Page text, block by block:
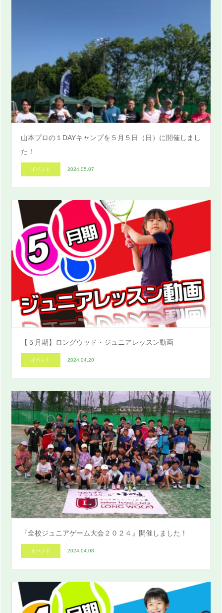
山本プロの１DAYキャンプを５月５日（日）に開催しまし
た！
イベント 2024.05.07
【５月期】ロングウッド・ジュニアレッスン動画
イベント 2024.04.20
『全校ジュニアゲーム大会２０２４』開催しました！
イベント 2024.04.08